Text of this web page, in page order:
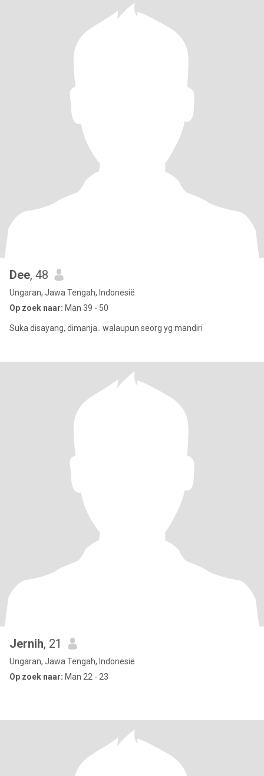
Dee, 48
Ungaran, Jawa Tengah, Indonesië
Op zoek naar: Man 39 - 50
Suka disayang, dimanja.. walaupun seorg yg mandiri
Jernih, 21
Ungaran, Jawa Tengah, Indonesië
Op zoek naar: Man 22 - 23